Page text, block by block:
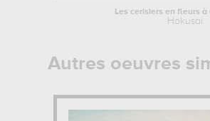
Les cerisiers en fleurs à
Hokusai
Autres oeuvres